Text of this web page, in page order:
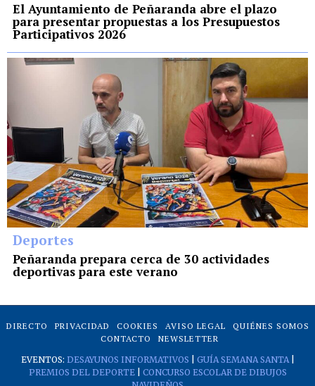
El Ayuntamiento de Peñaranda abre el plazo
para presentar propuestas a los Presupuestos
Participativos 2026
Deportes
Peñaranda prepara cerca de 30 actividades
deportivas para este verano
DIRECTO PRIVACIDAD COOKIES AVISO LEGAL
QUIÉNES SOMOS
CONTACTO
NEWSLETTER
EVENTOS: DESAYUNOS INFORMATIVOS GUÍA SEMANA SANTA|
PREMIOS DEL DEPORTE| CONCURSO ESCOLAR DE DIBUJOS